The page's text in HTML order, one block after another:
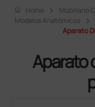
home Home Mobiliario
Modelos Anatómicos
Aparato
Aparato